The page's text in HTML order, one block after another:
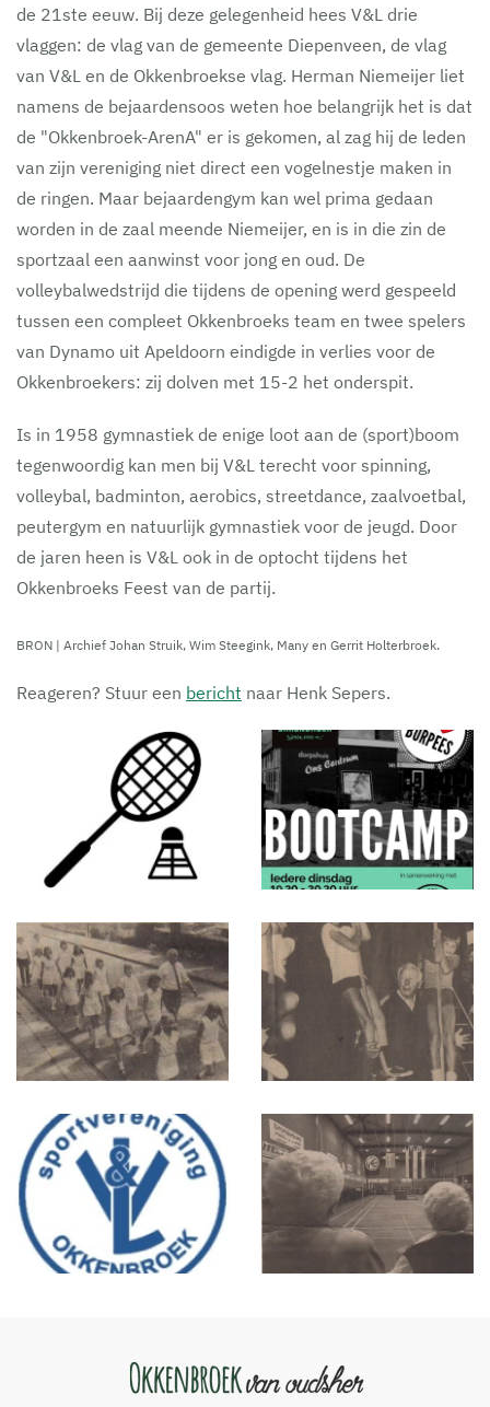
de 21ste eeuw. Bij deze gelegenheid hees V&L drie
vlaggen: de vlag van de gemeente Diepenveen, de vlag
van V&L en de Okkenbroekse vlag. Herman Niemeijer liet
namens de bejaardensoos weten hoe belangrijk het is dat
de "Okkenbroek-ArenA" er is gekomen, al zag hij de leden
van zijn vereniging niet direct een vogelnestje maken in
de ringen. Maar bejaardengym kan wel prima gedaan
worden in de zaal meende Niemeijer, en is in die zin de
sportzaal een aanwinst voor jong en oud. De
volleybalwedstrijd die tijdens de opening werd gespeeld
tussen een compleet Okkenbroeks team en twee spelers
van Dynamo uit Apeldoorn eindigde in verlies voor de
Okkenbroekers: zij dolven met 15-2 het onderspit.
Is in 1958 gymnastiek de enige loot aan de (sport)boom
tegenwoordig kan men bij V&L terecht voor spinning,
volleybal, badminton, aerobics, streetdance, zaalvoetbal,
peutergym en natuurlijk gymnastiek voor de jeugd. Door
de jaren heen is V&L ook in de optocht tijdens het
Okkenbroeks Feest van de partij.
BRON | Archief Johan Struik, Wim Steegink, Many en Gerrit Holterbroek.
Reageren? Stuur een bericht naar Henk Sepers.